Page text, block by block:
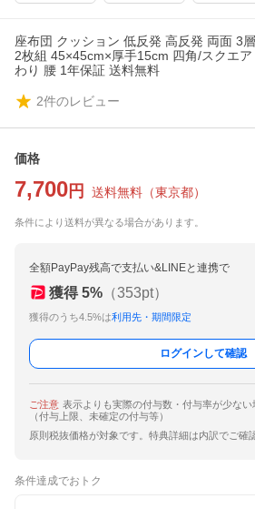
座布団 クッション 低反発 高反発 両面 3
2枚組 45×45cm×厚手15cm 四角/スクエ
わり 腰 1年保証 送料無料
2件のレビュー
価格
7,700 円 送料無料 （東京都）
条件により送料が異なる場合があります。
全額PayPay残高で支払い&LINEと連携で
獲得 5% （353pt）
獲得のうち4.5%は利用先・期間限定
ログインして確認
ご注意 表示よりも実際の付与数・付与率が少ない
（付与上限、未確定の付与等）
原則税抜価格が対象です。特典詳細は内訳でご確
条件達成でおトク